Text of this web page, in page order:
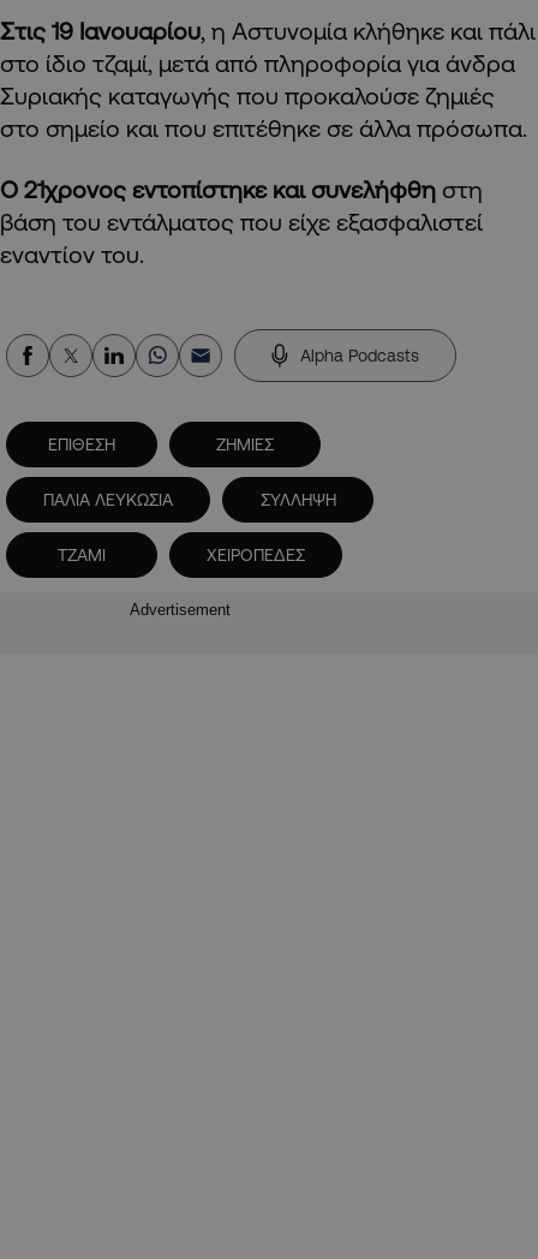
Στις 19 Ιανουαρίου, η Αστυνομία κλήθηκε και πάλι
στο ίδιο τζαμί, μετά από πληροφορία για άνδρα
Συριακής καταγωγής που προκαλούσε ζημιές
στο σημείο και που επιτέθηκε σε άλλα πρόσωπα.
Ο 21χρονος εντοπίστηκε και συνελήφθη στη
βάση του εντάλματος που είχε εξασφαλιστεί
εναντίον του.
Alpha Podcasts
ΕΠΙΘΕΣΗ ΖΗΜΙΕΣ
ΠΑΛΙΑ ΛΕΥΚΩΣΙΑ ΣΥΛΛΗΨΗ
ΤΖΑΜΙ ΧΕΙΡΟΠΕΔΕΣ
Advertisement